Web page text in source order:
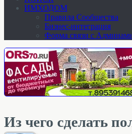
ИМХОДОМ
Правила Сообщества
Бизнес-интеграция
Форма связи с
Из чего сделать